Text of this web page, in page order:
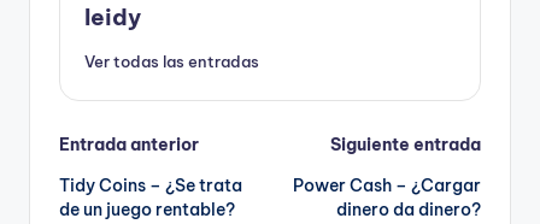
leidy
Ver todas las entradas
Navegación
de
Entrada anterior
Tidy Coins – ¿Se trata
de un juego rentable?
Siguiente entrada
Power Cash – ¿Cargar
dinero da dinero?